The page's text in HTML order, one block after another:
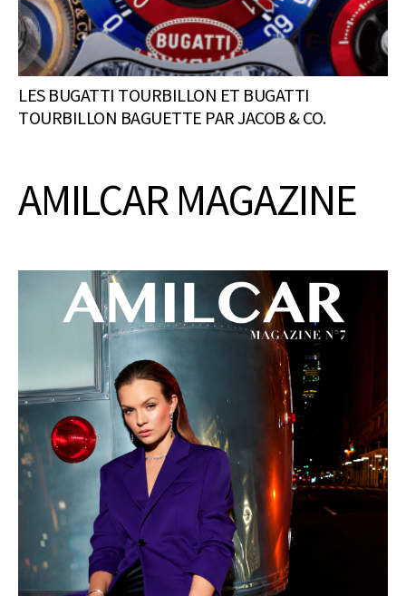
LES BUGATTI TOURBILLON ET BUGATTI
TOURBILLON BAGUETTE PAR JACOB & CO.
AMILCAR MAGAZINE